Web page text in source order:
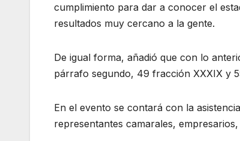
cumplimiento para dar a conocer el
resultados muy cercano a la gente.
De igual forma, añadió que con lo
párrafo segundo, 49 fracción XXXIX y
En el evento se contará con la
representantes camarales,